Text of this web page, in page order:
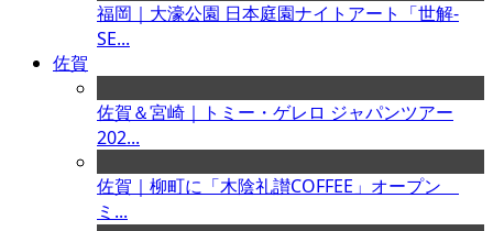
福岡｜大濠公園 日本庭園ナイトアート「世解-
SE...
佐賀
佐賀＆宮崎｜トミー・ゲレロ ジャパンツアー
202...
佐賀｜柳町に「木陰礼讃COFFEE」オープン
ミ...